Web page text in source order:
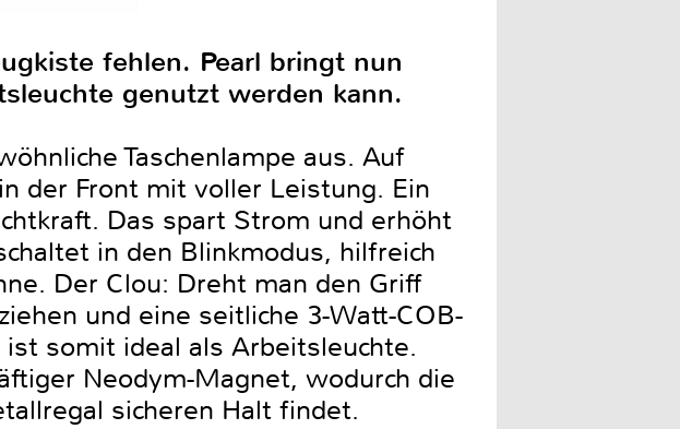
fehlen. Pearl bringt nun
genutzt werden kann.
Taschenlampe aus. Auf
der Front mit voller Leistung. Ein
Das spart Strom und erhöht
in den Blinkmodus, hilfreich
Der Clou: Dreht man den Griff
und eine seitliche 3-Watt-COB-
somit ideal als Arbeitsleuchte.
Neodym-Magnet, wodurch die
sicheren Halt findet.